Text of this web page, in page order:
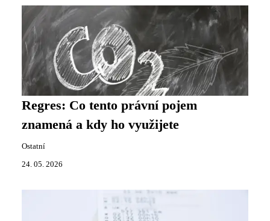
Regres: Co tento právní pojem
znamená a kdy ho využijete
Ostatní
24. 05. 2026